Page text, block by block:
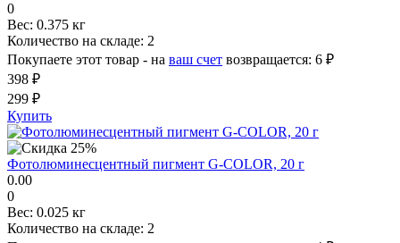
0
Вес: 0.375 кг
Количество на складе: 2
Покупаете этот товар - на ваш счет возвращается: 6 ₽
398 ₽
299 ₽
Купить
Фотолюминесцентный пигмент G-COLOR, 20 г
0.00
0
Вес: 0.025 кг
Количество на складе: 2